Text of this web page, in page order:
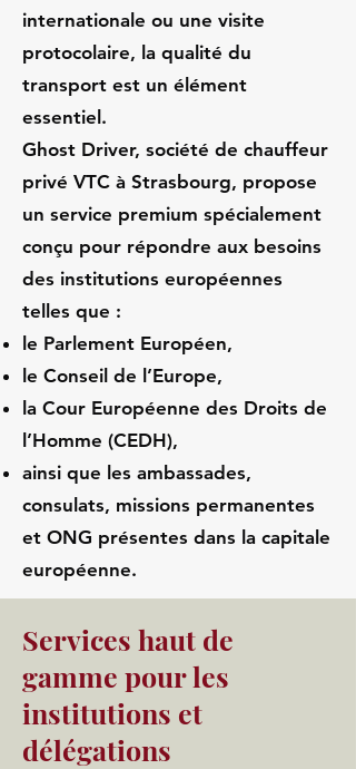
internationale ou une visite
protocolaire, la qualité du
transport est un élément
essentiel.
Ghost Driver, société de chauffeur
privé VTC à Strasbourg, propose
un service premium spécialement
conçu pour répondre aux besoins
des institutions européennes
telles que :
le Parlement Européen,
le Conseil de l’Europe,
la Cour Européenne des Droits de
l’Homme (CEDH),
ainsi que les ambassades,
consulats, missions permanentes
et ONG présentes dans la capitale
européenne.
Services haut de
gamme pour les
institutions et
délégations